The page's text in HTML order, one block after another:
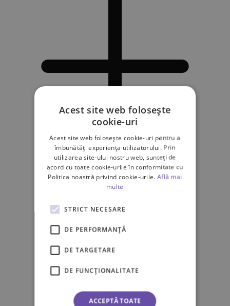
Acest site web folosește
cookie-uri
Acest site web folosește cookie-uri pentru a
îmbunătăți experiența utilizatorului. Prin
utilizarea site-ului nostru web, sunteți de
acord cu toate cookie-urile în conformitate cu
Politica noastră privind cookie-urile.Află mai
multe
STRICT NECESARE
DE PERFORMANȚĂ
DE TARGETARE
DE FUNCŢIONALITATE
ACCEPTĂ TOATE